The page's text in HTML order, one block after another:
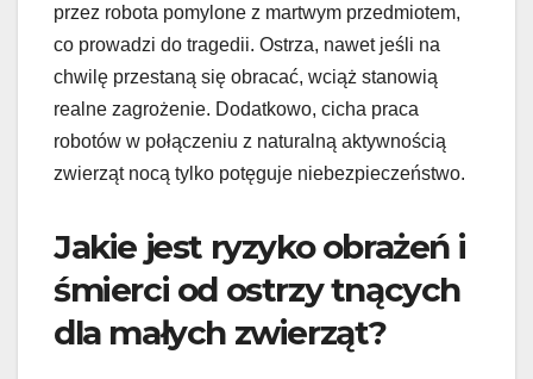
przez robota pomylone z martwym przedmiotem,
co prowadzi do tragedii. Ostrza, nawet jeśli na
chwilę przestaną się obracać, wciąż stanowią
realne zagrożenie. Dodatkowo, cicha praca
robotów w połączeniu z naturalną aktywnością
zwierząt nocą tylko potęguje niebezpieczeństwo.
Jakie jest ryzyko obrażeń i
śmierci od ostrzy tnących
dla małych zwierząt?